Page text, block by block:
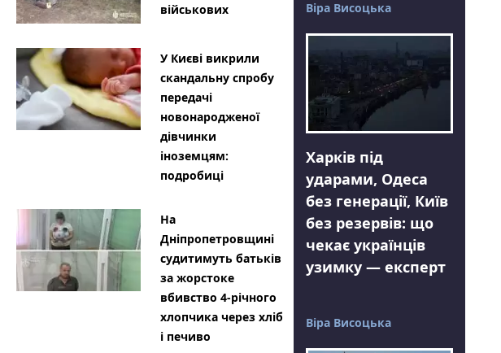
військових
У Києві викрили
скандальну спробу
передачі
новонародженої
дівчинки
іноземцям:
подробиці
На
Дніпропетровщині
судитимуть батьків
за жорстоке
вбивство 4-річного
хлопчика через хліб
і печиво
Віра Висоцька
Харків під
ударами, Одеса
без генерації, Київ
без резервів: що
чекає українців
узимку — експерт
Віра Висоцька